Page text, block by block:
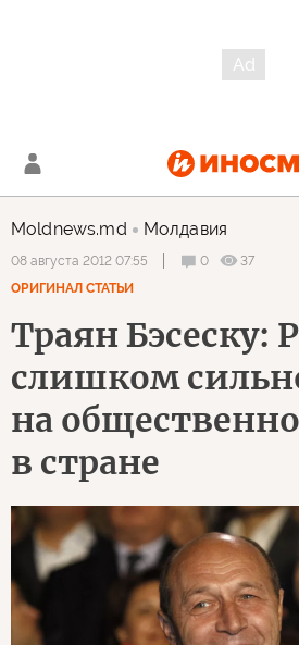
Moldnews.md Молдавия
08 августа 2012 07:55 0
37
ОРИГИНАЛ СТАТЬИ
Траян Бэсеску:
слишком
на
в стране